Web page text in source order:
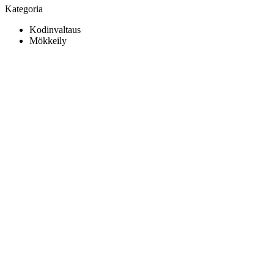
Kategoria
Kodinvaltaus
Mökkeily